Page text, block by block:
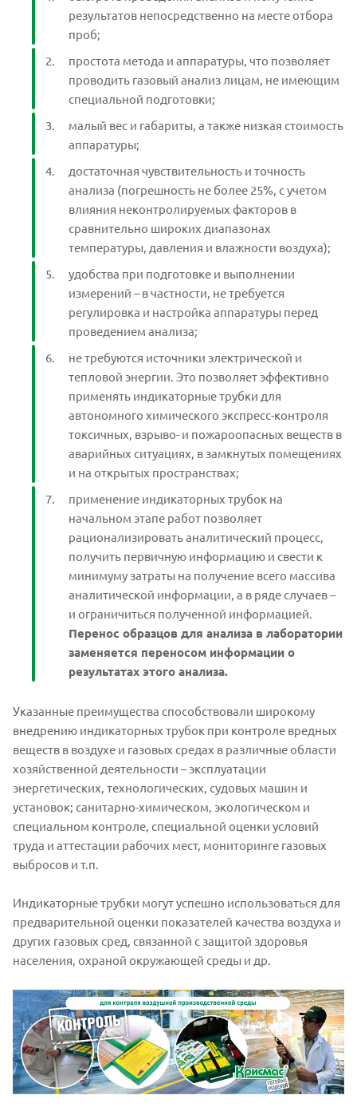
результатов непосредственно на месте отбора
проб;
простота метода и аппаратуры, что позволяет
проводить газовый анализ лицам, не имеющим
специальной подготовки;
малый вес и габариты, а также низкая стоимость
аппаратуры;
достаточная чувствительность и точность
анализа (погрешность не более 25%, с учетом
влияния неконтролируемых факторов в
сравнительно широких диапазонах
температуры, давления и влажности воздуха);
удобства при подготовке и выполнении
измерений – в частности, не требуется
регулировка и настройка аппаратуры перед
проведением анализа;
не требуются источники электрической и
тепловой энергии. Это позволяет эффективно
применять индикаторные трубки для
автономного химического экспресс-контроля
токсичных, взрыво- и пожароопасных веществ в
аварийных ситуациях, в замкнутых помещениях
и на открытых пространствах;
применение индикаторных трубок на
начальном этапе работ позволяет
рационализировать аналитический процесс,
получить первичную информацию и свести к
минимуму затраты на получение всего массива
аналитической информации, а в ряде случаев –
и ограничиться полученной информацией.
Перенос образцов для анализа в лаборатории
заменяется переносом информации о
результатах этого анализа.
Указанные преимущества способствовали широкому
внедрению индикаторных трубок при контроле вредных
веществ в воздухе и газовых средах в различные области
хозяйственной деятельности – эксплуатации
энергетических, технологических, судовых машин и
установок; санитарно-химическом, экологическом и
специальном контроле, специальной оценки условий
труда и аттестации рабочих мест, мониторинге газовых
выбросов и т.п.
Индикаторные трубки могут успешно использоваться для
предварительной оценки показателей качества воздуха и
других газовых сред, связанной с защитой здоровья
населения, охраной окружающей среды и др.